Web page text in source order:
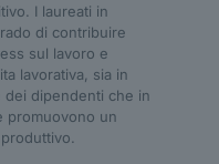
I laureati in
di contribuire
sul lavoro e
lavorativa, sia in
dei dipendenti che in
promuovono un